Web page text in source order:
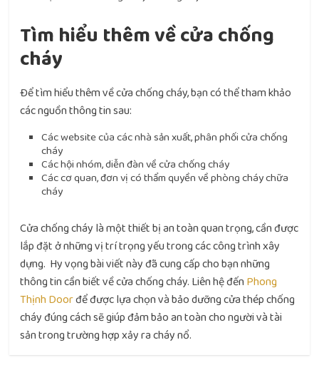
Tìm hiểu thêm về cửa chống
cháy
Để tìm hiểu thêm về cửa chống cháy, bạn có thể tham khảo
các nguồn thông tin sau:
Các website của các nhà sản xuất, phân phối cửa chống
cháy
Các hội nhóm, diễn đàn về cửa chống cháy
Các cơ quan, đơn vị có thẩm quyền về phòng cháy chữa
cháy
Cửa chống cháy là một thiết bị an toàn quan trọng, cần được
lắp đặt ở những vị trí trọng yếu trong các công trình xây
dựng. Hy vọng bài viết này đã cung cấp cho bạn những
thông tin cần biết về cửa chống cháy. Liên hệ đến Phong
Thịnh Doorđể được lựa chọn và bảo dưỡng cửa thép chống
cháy đúng cách sẽ giúp đảm bảo an toàn cho người và tài
sản trong trường hợp xảy ra cháy nổ.